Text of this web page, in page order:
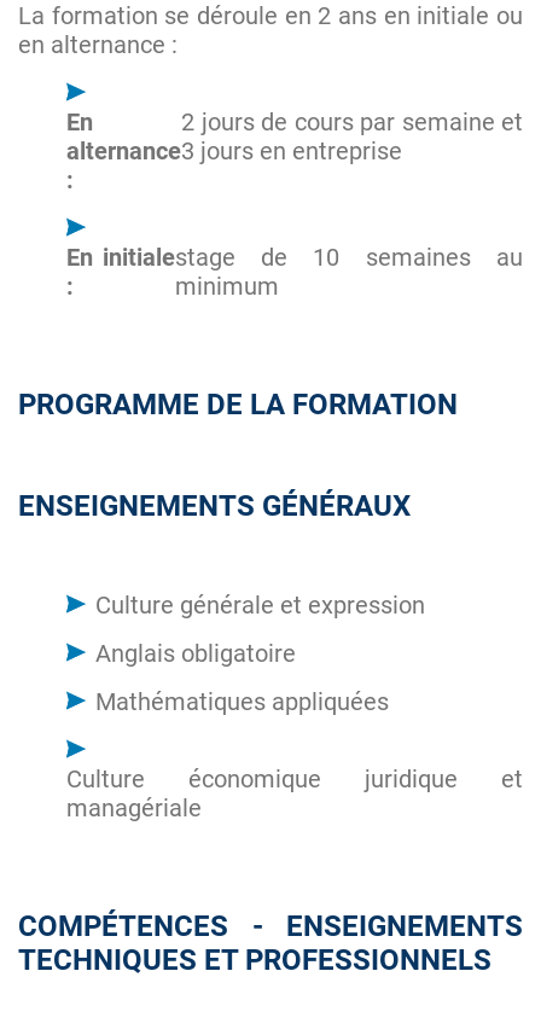
La formation se déroule en 2 ans en initiale ou
en alternance :
En
alternance
:
2 jours de cours par semaine et
3 jours en entreprise
En initiale
:
stage de 10 semaines au
minimum
PROGRAMME DE LA FORMATION
ENSEIGNEMENTS GÉNÉRAUX
Culture générale et expression
Anglais obligatoire
Mathématiques appliquées
Culture économique juridique et
managériale
COMPÉTENCES - ENSEIGNEMENTS
TECHNIQUES ET PROFESSIONNELS